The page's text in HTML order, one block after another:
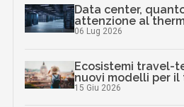
Data center,
attenzione al
06 Lug 2026
Ecosistemi travel-
nuovi modelli per il
15 Giu 2026